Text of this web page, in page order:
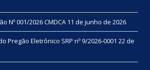
Nº 001/2026 CMDCA 11 de junho de 2026
Pregão Eletrônico SRP nº 9/2026-0001 22 de